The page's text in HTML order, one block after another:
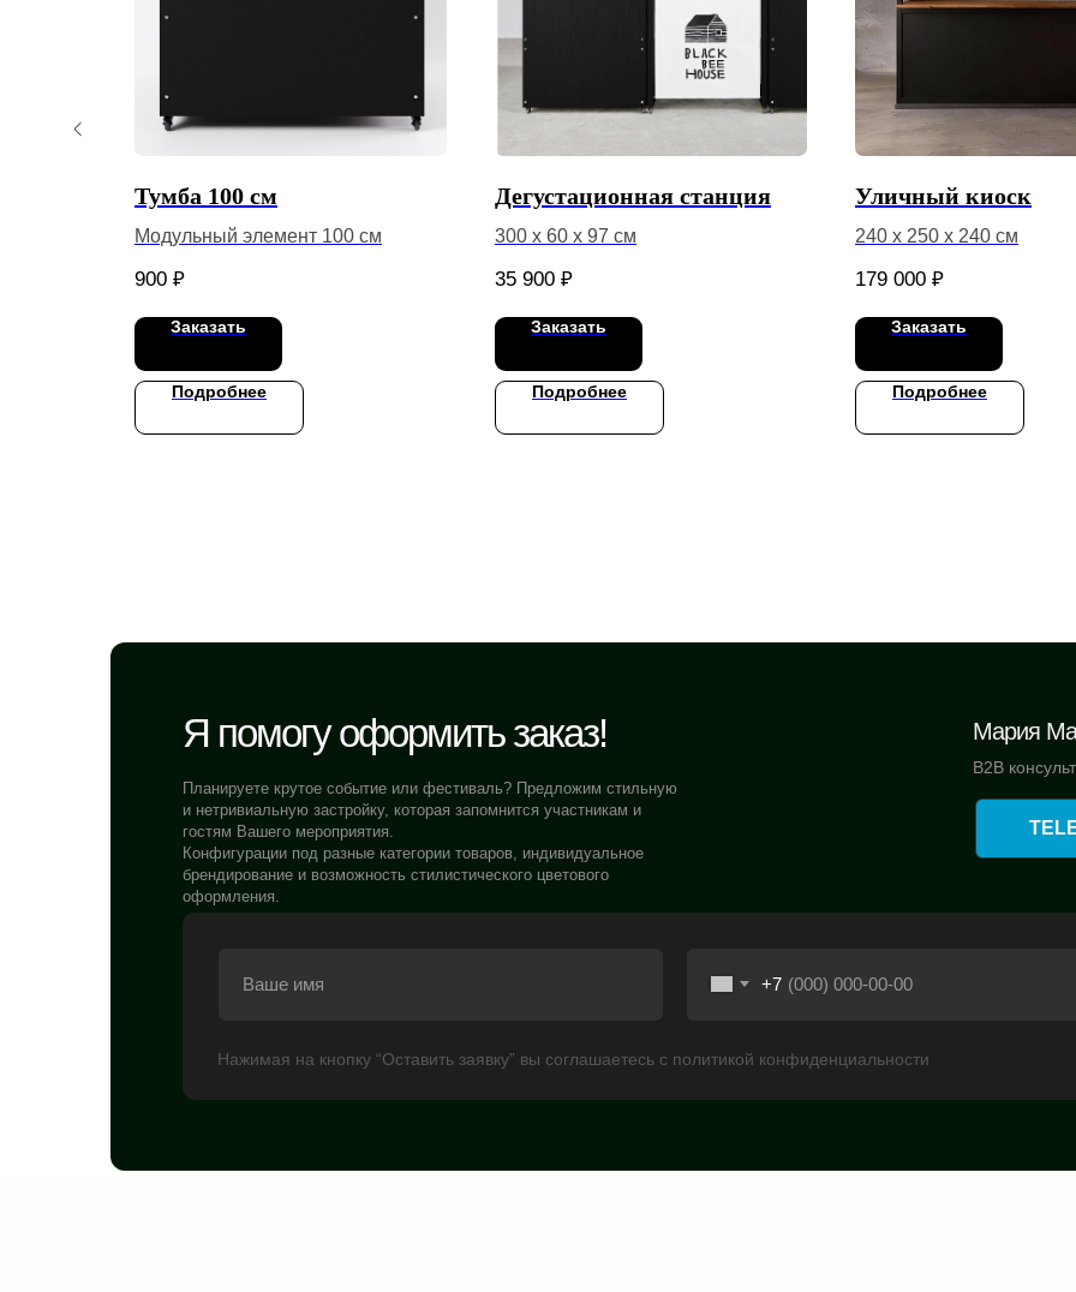
Тумба 100 см
Модульный элемент 100 см
900 ₽
Заказать
Подробнее
Дегустационная станция
300 х 60 х 97 см
35 900 ₽
Заказать
Подробнее
Уличный киоск
240 х 250 х 240 см
179 000 ₽
Заказать
Подробнее
Я помогу оформить заказ!
Планируете крутое событие или фестиваль? Предложим стильную
и нетривиальную застройку, которая запомнится участникам и
гостям Вашего мероприятия.
Конфигурации под разные категории товаров, индивидуальное
брендирование и возможность стилистического цветового
оформления.
B2B
Мария
+7
Нажимая на кнопку “Оставить заявку” вы соглашаетесь с политикой конфиденциальности